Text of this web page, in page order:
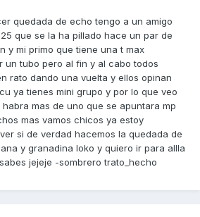
quedada de echo tengo a un amigo
que se la ha pillado hace un par de
y mi primo que tiene una t max
un tubo pero al fin y al cabo todos
rato dando una vuelta y ellos opinan
ya tienes mini grupo y por lo que veo
mas de uno que se apuntara mp
mas vamos chicos ya estoy
si de verdad hacemos la quedada de
y granadina loko y quiero ir para allla
jejeje -sombrero trato_hecho